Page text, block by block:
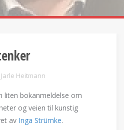
Jarle Heitmann
liten bokanmeldelse om
og veien til kunstig
av Inga Strümke.